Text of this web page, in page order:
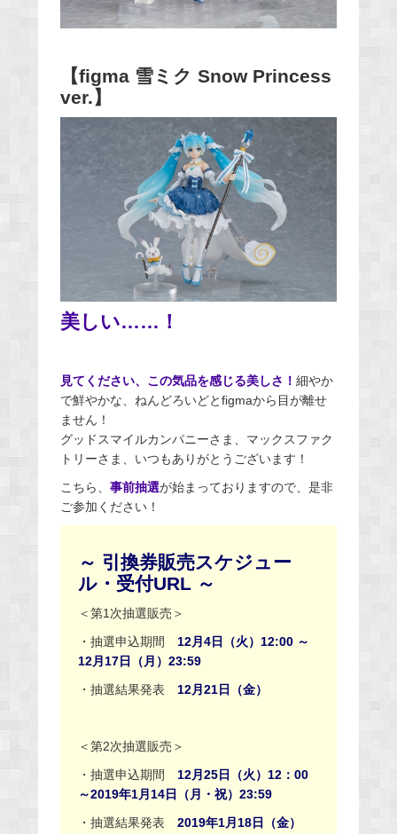
【figma 雪ミク Snow Princess
ver.】
美しい……！
見てください、この気品を感じる美しさ！ 細やか
で鮮やかな、ねんどろいどとfigmaから目が離せ
ません！
グッドスマイルカンパニーさま、マックスファク
トリーさま、いつもありがとうございます！
こちら、 事前抽選が始まっておりますので、是非
ご参加ください！
～ 引換券販売スケジュー
ル・受付URL ～
＜第1次抽選販売＞
・抽選申込期間 12月4日（火）12:00 ～
12月17日（月）23:59
・抽選結果発表 12月21日（金）
＜第2次抽選販売＞
・抽選申込期間 12月25日（火）12：00
～2019年1月14日（月・祝）23:59
・抽選結果発表 2019年1月18日（金）